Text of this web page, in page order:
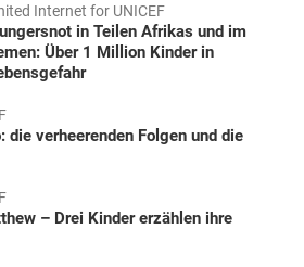
Internet for UNICEF
in Teilen Afrikas und im
Über 1 Million Kinder in
die verheerenden Folgen und die
– Drei Kinder erzählen ihre